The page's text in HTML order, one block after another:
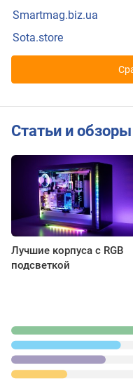
Smartmag.biz.ua
Sota.store
Cтатьи и обзоры
Лучшие корпуса с RGB
подсветкой